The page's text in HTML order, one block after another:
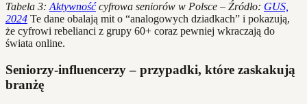
Tabela 3: Aktywnośćcyfrowa seniorów w Polsce – Źródło: GUS,
2024 Te dane obalają mit o “analogowych dziadkach” i pokazują,
że cyfrowi rebelianci z grupy 60+ coraz pewniej wkraczają do
świata online.
Seniorzy-influencerzy – przypadki, które zaskakują
branżę